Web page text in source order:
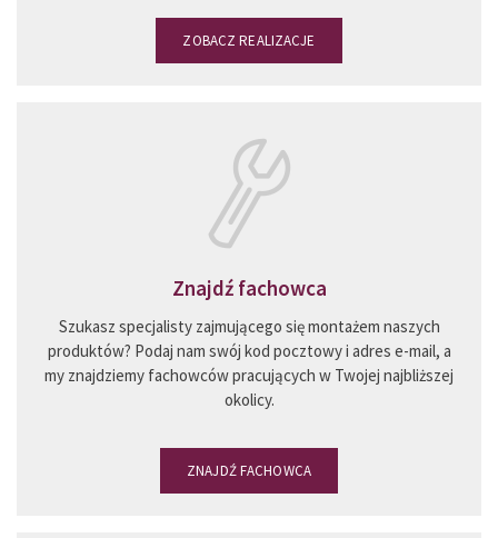
ZOBACZ REALIZACJE
Znajdź fachowca
Szukasz specjalisty zajmującego się montażem naszych
produktów? Podaj nam swój kod pocztowy i adres e-mail, a
my znajdziemy fachowców pracujących w Twojej najbliższej
okolicy.
ZNAJDŹ FACHOWCA